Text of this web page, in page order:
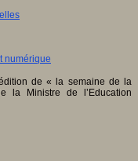
numérique
de « la semaine de la
la Ministre de l’Education